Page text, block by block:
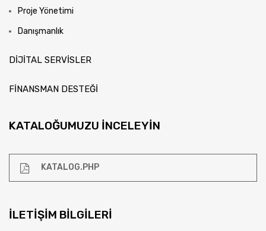
Proje Yönetimi
Danışmanlık
DİJİTAL SERVİSLER
FİNANSMAN DESTEĞİ
KATALOĞUMUZU İNCELEYIN
KATALOG.PHP
İLETIŞIM BILGILERI